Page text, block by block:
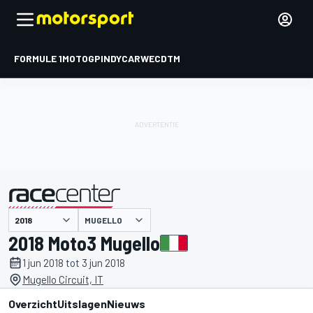
FORMULE 1MOTOGPINDYCARWECDTM
gepresenteerd door MUGELLO
2018 Moto3 Mugello
1 jun 2018 tot 3 jun 2018
Mugello Circuit, IT
OverzichtUitslagenNieuws